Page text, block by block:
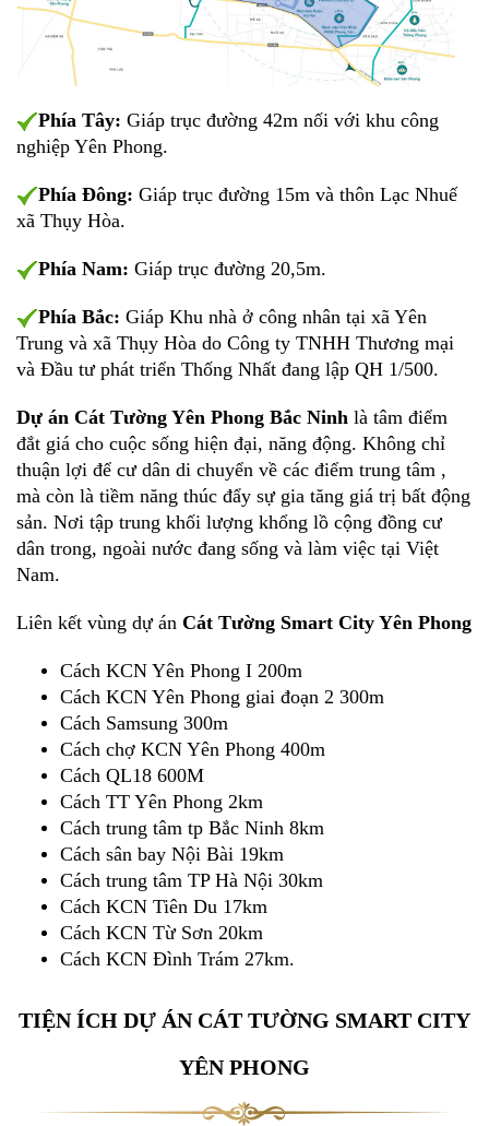
Phía Tây: Giáp trục đường 42m nối với khu công
nghiệp Yên Phong.
Phía Đông: Giáp trục đường 15m và thôn Lạc Nhuế
xã Thụy Hòa.
Phía Nam: Giáp trục đường 20,5m.
Phía Bắc: Giáp Khu nhà ở công nhân tại xã Yên
Trung và xã Thụy Hòa do Công ty TNHH Thương mại
và Đầu tư phát triển Thống Nhất đang lập QH 1/500.
Dự án Cát Tường Yên Phong Bắc Ninh là tâm điểm
đắt giá cho cuộc sống hiện đại, năng động. Không chỉ
thuận lợi để cư dân di chuyển về các điểm trung tâm ,
mà còn là tiềm năng thúc đẩy sự gia tăng giá trị bất động
sản. Nơi tập trung khối lượng khổng lồ cộng đồng cư
dân trong, ngoài nước đang sống và làm việc tại Việt
Nam.
Liên kết vùng dự án Cát Tường Smart City Yên Phong
Cách KCN Yên Phong I 200m
Cách KCN Yên Phong giai đoạn 2 300m
Cách Samsung 300m
Cách chợ KCN Yên Phong 400m
Cách QL18 600M
Cách TT Yên Phong 2km
Cách trung tâm tp Bắc Ninh 8km
Cách sân bay Nội Bài 19km
Cách trung tâm TP Hà Nội 30km
Cách KCN Tiên Du 17km
Cách KCN Từ Sơn 20km
Cách KCN Đình Trám 27km.
TIỆN ÍCH DỰ ÁN CÁT TƯỜNG SMART CITY
YÊN PHONG